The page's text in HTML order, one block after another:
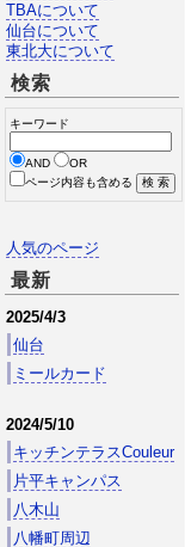
TBAについて
仙台について
東北大について
検索
キーワード
AND
OR
ページ内容も含める
人気のページ
最新
2025/4/3
仙台
ミールカード
2024/5/10
キッチンテラスCouleur
片平キャンパス
八木山
八幡町周辺